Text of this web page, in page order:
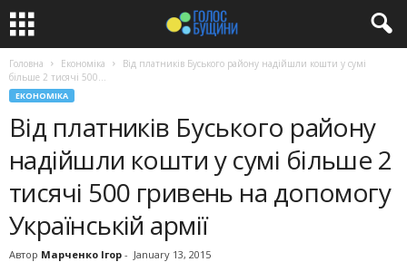
Головна Економіка
Від платників Буського району надійшли кошти у сумі
більше 2 тисячі 500...
ЕКОНОМІКА
Від платників Буського району
надійшли кошти у сумі більше 2
тисячі 500 гривень на допомогу
Українській армії
Автор Марченко Ігор - January 13, 2015